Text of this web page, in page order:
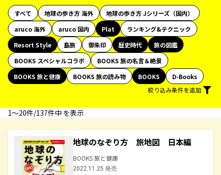
すべて 地球の歩き方 海外
地球の歩き方 Jシリーズ（国内）
aruco 海外
aruco 国内 Plat
ランキング&テクニック
Resort Style
島旅 御朱印 歴史時代
旅の図鑑
BOOKS スペシャルコラボ
BOOKS 旅の名言＆絶景
BOOKS 旅と健康
BOOKS 旅の読み物 BOOKS
D-Books
絞り込み条件を追加
1〜20件/137件中 を表示
地球のなぞり方 旅地図 日本編
BOOKS 旅と健康
2022.11.25 発売